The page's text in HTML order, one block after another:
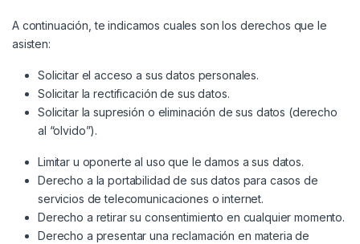
A continuación, te indicamos cuales son los derechos que le
asisten:
Solicitar el acceso a sus datos personales.
Solicitar la rectificación de sus datos.
Solicitar la supresión o eliminación de sus datos (derecho
al “olvido”).
Limitar u oponerte al uso que le damos a sus datos.
Derecho a la portabilidad de sus datos para casos de
servicios de telecomunicaciones o internet.
Derecho a retirar su consentimiento en cualquier momento.
Derecho a presentar una reclamación en materia de